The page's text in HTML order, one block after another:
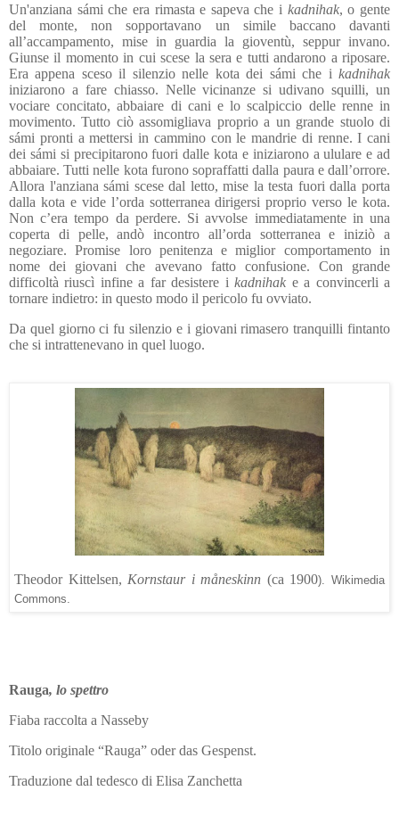
Un'anziana sámi che era rimasta e sapeva che i kadnihak, o gente
del monte, non sopportavano un simile baccano davanti
all’accampamento, mise in guardia la gioventù, seppur invano.
Giunse il momento in cui scese la sera e tutti andarono a riposare.
Era appena sceso il silenzio nelle kota dei sámi che ikadnihak
iniziarono a fare chiasso. Nelle vicinanze si udivano squilli, un
vociare concitato, abbaiare di cani e lo scalpiccio delle renne in
movimento. Tutto ciò assomigliava proprio a un grande stuolo di
sámi pronti a mettersi in cammino con le mandrie di renne. I cani
dei sámi si precipitarono fuori dalle kota e iniziarono a ululare e ad
abbaiare. Tutti nelle kota furono sopraffatti dalla paura e dall’orrore.
Allora l'anziana sámi scese dal letto, mise la testa fuori dalla porta
dalla kota e vide l’orda sotterranea dirigersi proprio verso le kota.
Non c’era tempo da perdere. Si avvolse immediatamente in una
coperta di pelle, andò incontro all’orda sotterranea e iniziò a
negoziare. Promise loro penitenza e miglior comportamento in
nome dei giovani che avevano fatto confusione. Con grande
difficoltà riuscì infine a far desistere ikadnihak e a convincerli a
tornare indietro: in questo modo il pericolo fu ovviato.
Da quel giorno ci fu silenzio e i giovani rimasero tranquilli fintanto
che si intrattenevano in quel luogo.
Theodor Kittelsen, Kornstaur i måneskinn (ca 1900). Wikimedia
Commons.
Rauga, lo spettro
Fiaba raccolta a Nasseby
Titolo originale “Rauga” oder das Gespenst.
Traduzione dal tedesco di Elisa Zanchetta